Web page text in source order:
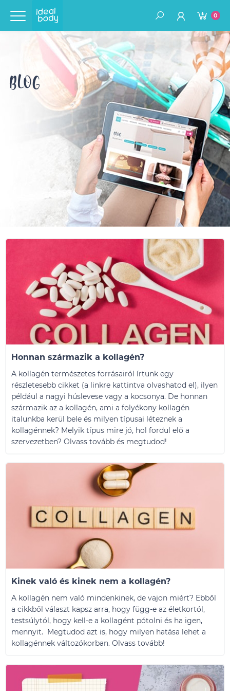
0
BLOG
Honnan származik a kollagén?
A kollagén természetes forrásairól írtunk egy
részletesebb cikket (a linkre kattintva olvashatod el), ilyen
például a nagyi húslevese vagy a kocsonya. De honnan
származik az a kollagén, ami a folyékony kollagén
italunkba kerül bele és milyen típusai léteznek a
kollagénnek? Melyik típus mire jó, hol fordul elő a
szervezetben? Olvass tovább és megtudod!
Kinek való és kinek nem a kollagén?
A kollagén nem való mindenkinek, de vajon miért? Ebből
a cikkből választ kapsz arra, hogy függ-e az életkortól,
testsúlytól, hogy kell-e a kollagént pótolni és ha igen,
mennyit. Megtudod azt is, hogy milyen hatása lehet a
kollagénnek változókorban. Olvass tovább!